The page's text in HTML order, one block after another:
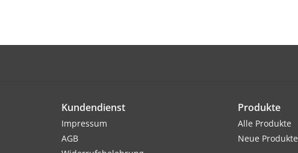
Kundendienst
Impressum
AGB
Produkte
Alle Produkte
Neue Produkte